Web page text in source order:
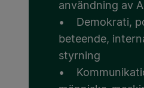
användning av AI
• Demokrati,
beteende,
styrning
•